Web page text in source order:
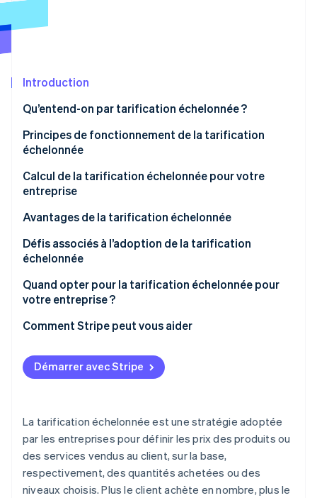
Radar
Constitution de start-up
Élimination du carbone
Identity
Vérification de l'identité
Découvrez comment Stripe construit l’infrastructure
Regarder la vidéo
Stripe App Marketplace
Introduction
Qu’entend-on par tarification échelonnée ?
Principaux éléments de la tarification échelonnée
échelonnée et la tarification par volume ?
Principes de fonctionnement de la tarification
échelonnée
Stratégies de tarification échelonnée
Exemples de tarification échelonnée
Calcul de la tarification échelonnée pour votre
entreprise
Analyser les coûts
Réaliser une étude de marché
Mettre en œuvre et communiquer les modifications
Fournir un excellent service à la clientèle
Avantages de la tarification échelonnée
Défis associés à l’adoption de la tarification
échelonnée
Quand opter pour la tarification échelonnée pour
votre entreprise ?
Comment Stripe peut vous aider
Démarrer avec Stripe
La tarification échelonnée est une stratégie adoptée
par les entreprises pour définir les prix des produits ou
des services vendus au client, sur la base,
respectivement, des quantités achetées ou des
niveaux choisis. Plus le client achète en nombre, plus le